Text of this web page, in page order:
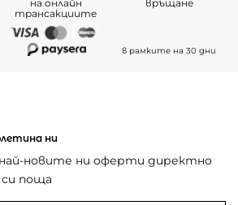
на онлайн
трансакциите
връщане
в рамките на 30 дни
ни
новите ни оферти директно
поща